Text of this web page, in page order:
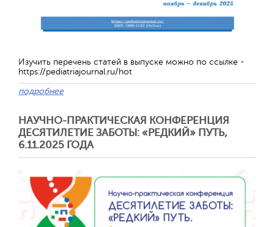
Изучить перечень статей в выпуске можно по ссылке -
https://pediatriajournal.ru/hot
подробнее
НАУЧНО-ПРАКТИЧЕСКАЯ КОНФЕРЕНЦИЯ
ДЕСЯТИЛЕТИЕ ЗАБОТЫ: «РЕДКИЙ» ПУТЬ,
6.11.2025 ГОДА